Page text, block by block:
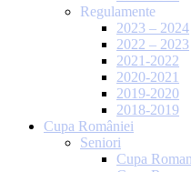
Regulamente
2023 – 2024
2022 – 2023
2021-2022
2020-2021
2019-2020
2018-2019
Cupa României
Seniori
Cupa